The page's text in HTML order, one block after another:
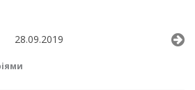
28.09.2019